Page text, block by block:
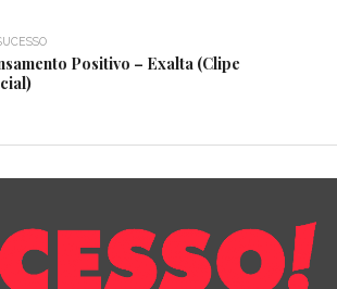
Positivo – Exalta (Clipe